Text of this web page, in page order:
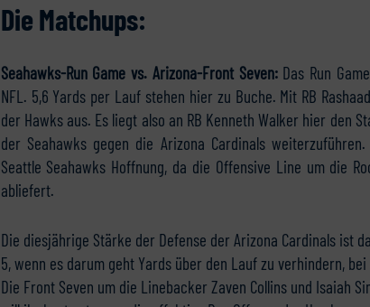
Die Matchups:
Seahawks-Run Game vs. Arizona-Front Seven: Das Run
NFL. 5,6 Yards per Lauf stehen hier zu Buche. Mit RB
der Hawks aus. Es liegt also an RB Kenneth Walker hier den
der Seahawks gegen die Arizona Cardinals
Seattle Seahawks Hoffnung, da die Offensive Line um die
abliefert.
Die diesjährige Stärke der Defense der Arizona Cardinals ist
5, wenn es darum geht Yards über den Lauf zu verhindern,
Die Front Seven um die Linebacker Zaven Collins und Isaiah